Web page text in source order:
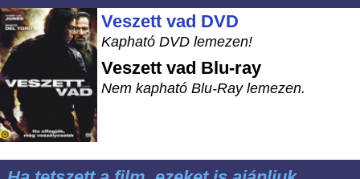
Veszett vad DVD
Kapható DVD lemezen!
Veszett vad Blu-ray
Nem kapható Blu-Ray lemezen.